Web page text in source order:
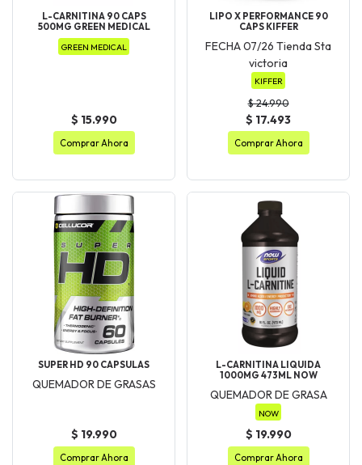
L-CARNITINA 90 CAPS
500MG GREEN MEDICAL
GREEN MEDICAL
$ 15.990
Comprar Ahora
LIPO X PERFORMANCE 90
CAPS KIFFER
FECHA 07/26 Tienda Sta
victoria
KIFFER
$ 24.990
$ 17.493
Comprar Ahora
SUPER HD 90 CAPSULAS
QUEMADOR DE GRASAS
$ 19.990
Comprar Ahora
L-CARNITINA LIQUIDA
1000MG 473ML NOW
QUEMADOR DE GRASA
NOW
$ 19.990
Comprar Ahora